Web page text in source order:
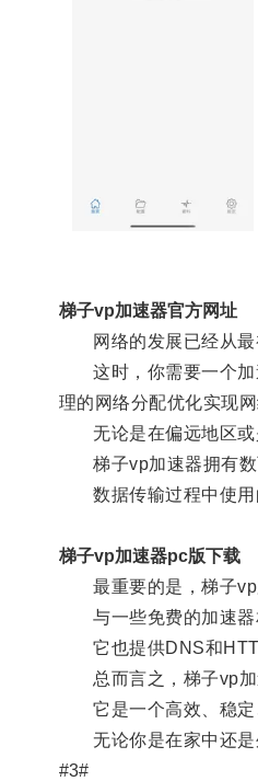
梯子vp加速器官方网址
网络的发展已经从最
这时，你需要一个加
理的网络分配优化实现网
无论是在偏远地区或
梯子vp加速器拥有数
数据传输过程中使用
梯子vp加速器pc版下载
最重要的是，梯子vp
与一些免费的加速器
它也提供DNS和HTTP
总而言之，梯子vp加
它是一个高效、稳定
无论你是在家中还是
#3#